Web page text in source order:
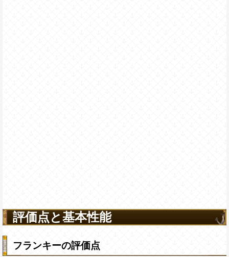
評価点と基本性能
フランキーの評価点